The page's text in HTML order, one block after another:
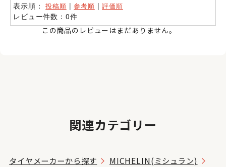
表示順：投稿順 |参考順 |評価順
レビュー件数：0件
この商品のレビューはまだありません。
関連カテゴリー
タイヤメーカーから探す MICHELIN(ミシュラン)